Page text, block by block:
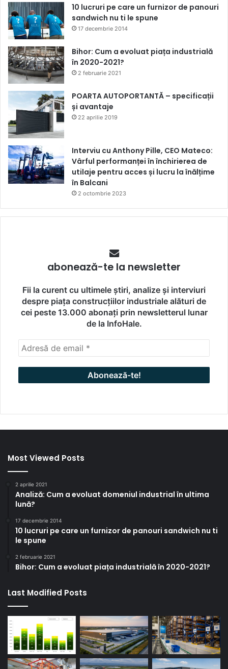
10 lucruri pe care un furnizor de panouri
sandwich nu ti le spune
17 decembrie 2014
Bihor: Cum a evoluat piața industrială
în 2020-2021?
2 februarie 2021
POARTA AUTOPORTANTĂ – specificații
și avantaje
22 aprilie 2019
Interviu cu Anthony Pille, CEO Mateco:
Vârful performanței în închirierea de
utilaje pentru acces și lucru la înălțime
în Balcani
2 octombrie 2023
abonează-te la newsletter
Fii la curent cu ultimele știri, analize și interviuri
despre piața construcțiilor industriale alături de
cei peste 13.000 abonați prin newsletterul lunar
de la InfoHale.
Most Viewed Posts
2 aprilie 2021
Analiză: Cum a evoluat domeniul industrial în ultima
lună?
17 decembrie 2014
10 lucruri pe care un furnizor de panouri sandwich nu ti
le spune
2 februarie 2021
Bihor: Cum a evoluat piața industrială în 2020-2021?
Last Modified Posts